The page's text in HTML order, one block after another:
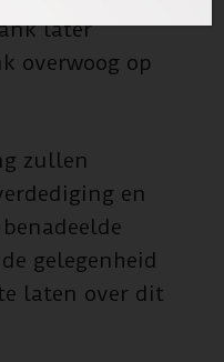
later
overwoog op
zullen
en
gelegenheid
laten over dit